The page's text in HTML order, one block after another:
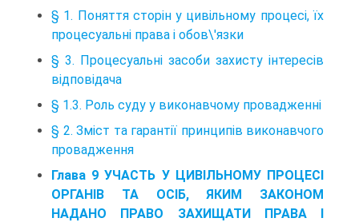
§ 1. Поняття сторін у цивільному процесі, їх
процесуальні права і обов\'язки
§ 3. Процесуальні засоби захисту інтересів
відповідача
§ 1.3. Роль суду у виконавчому провадженні
§ 2. Зміст та гарантії принципів виконавчого
провадження
Глава 9 УЧАСТЬ У ЦИВІЛЬНОМУ ПРОЦЕСІ
ОРГАНІВ ТА ОСІБ, ЯКИМ ЗАКОНОМ
НАДАНО ПРАВО ЗАХИЩАТИ ПРАВА І